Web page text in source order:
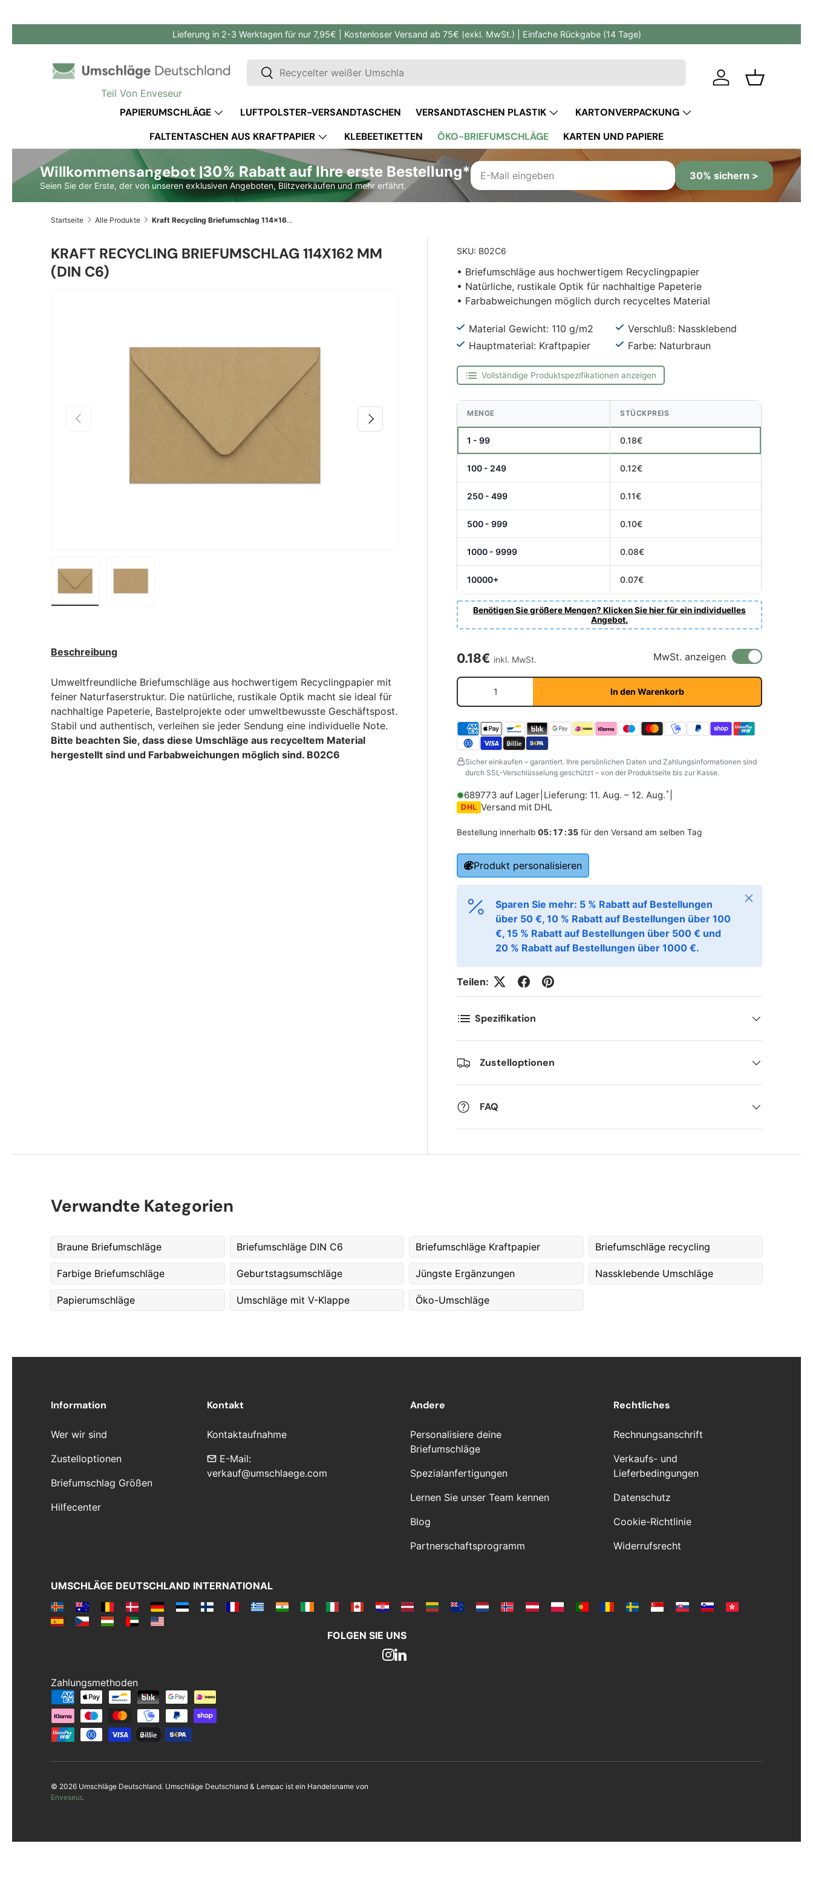
Direkt zum Inhalt
Lieferung in 2-3 Werktagen für nur 7,95€ | Kostenloser Versand ab 75€ (exkl. MwSt.) | Einfache Rückgabe (14 Tage)
Teil Von Enveseur
Suchen
Suchen
Einloggen
PAPIERUMSCHLÄGE LUFTPOLSTER-VERSANDTASCHEN VERSANDTASCHEN PLASTIK
KARTONVERPACKUNG
FALTENTASCHEN AUS KRAFTPAPIER
KLEBEETIKETTEN ÖKO-BRIEFUMSCHLÄGE
KARTEN UND PAPIERE
MASSGESCHNEIDERTE VERPACKUNG
Willkommensangebot |30% Rabatt auf Ihre erste Bestellung*
Seien Sie der Erste, der von unseren exklusiven Angeboten, Blitzverkäufen und mehr erfährt.
30% sichern >
Startseite Alle Produkte Kraft Recycling Briefumschlag 114x162 mm (DIN C6)
KRAFT RECYCLING BRIEFUMSCHLAG 114X162 MM
(DIN C6)
Vorherige Nächste
SKU: B02C6
• Briefumschläge aus hochwertigem Recyclingpapier
• Natürliche, rustikale Optik für nachhaltige Papeterie
• Farbabweichungen möglich durch recyceltes Material
Material Gewicht: 110 g/m2
Verschluß: Nassklebend
Hauptmaterial: Kraftpapier
Farbe: Naturbraun
Vollständige Produktspezifikationen anzeigen
MENGE STÜCKPREIS
1 - 99 0.18€
100 - 249 0.12€
250 - 499 0.11€
500 - 999 0.10€
1000 - 9999 0.08€
10000+ 0.07€
Benötigen Sie größere Mengen? Klicken Sie hier für ein individuelles
Angebot.
Normaler Preis
0.18€ inkl. MwSt. MwSt. anzeigen
Anzahl
In den Warenkorb
Sicher einkaufen – garantiert. Ihre persönlichen Daten und Zahlungsinformationen sind
durch SSL-Verschlüsselung geschützt – von der Produktseite bis zur Kasse.
689773 auf Lager Lieferung: 11. Aug. – 12. Aug.*
DHL Versand mit DHL
Bestellung innerhalb 05: 17 :34 für den Versand am selben Tag
Produkt personalisieren
Sparen Sie mehr: 5 % Rabatt auf Bestellungen
über 50 €, 10 % Rabatt auf Bestellungen über 100
€, 15 % Rabatt auf Bestellungen über 500 € und
20 % Rabatt auf Bestellungen über 1000 €.
Schließen
Teilen:
Spezifikation
Zustelloptionen
FAQ
Beschreibung
Umweltfreundliche Briefumschläge aus hochwertigem Recyclingpapier mit
feiner Naturfaserstruktur. Die natürliche, rustikale Optik macht sie ideal für
nachhaltige Papeterie, Bastelprojekte oder umweltbewusste Geschäftspost.
Stabil und authentisch, verleihen sie jeder Sendung eine individuelle Note.
Bitte beachten Sie, dass diese Umschläge aus recyceltem Material
hergestellt sind und Farbabweichungen möglich sind. B02C6
Verwandte Kategorien
Braune Briefumschläge Briefumschläge DIN C6 Briefumschläge Kraftpapier Briefumschläge recycling
Farbige Briefumschläge Geburtstagsumschläge Jüngste Ergänzungen Nassklebende Umschläge
Papierumschläge Umschläge mit V-Klappe Öko-Umschläge
Information
Wer wir sind
Zustelloptionen
Briefumschlag Größen
Hilfecenter
Kontakt
Kontaktaufnahme
E-Mail:
verkauf@umschlaege.com
Andere
Personalisiere deine
Briefumschläge
Spezialanfertigungen
Lernen Sie unser Team kennen
Blog
Partnerschaftsprogramm
Rechtliches
Rechnungsanschrift
Verkaufs- und
Lieferbedingungen
Datenschutz
Cookie-Richtlinie
Widerrufsrecht
UMSCHLÄGE DEUTSCHLAND INTERNATIONAL
FOLGEN SIE UNS
Zahlungsmethoden
Zahlungsmethoden
© 2026 Umschläge Deutschland. Umschläge Deutschland & Lempac ist ein Handelsname von
Enveseur.